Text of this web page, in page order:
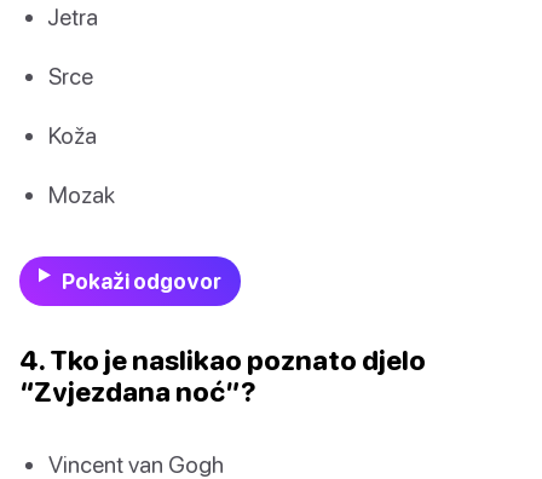
Jetra
Srce
Koža
Mozak
Pokaži odgovor
4. Tko je naslikao poznato djelo
“Zvjezdana noć”?
Vincent van Gogh